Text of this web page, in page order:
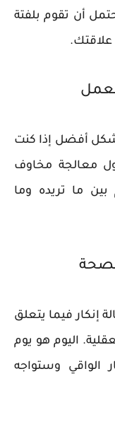
أن تقوم بلفتة
علاقتك.
أفضل إذا كنت
معالجة مخاوف
ما تريده وما
إنكار فيما يتعلق
اليوم هو يوم
الواقي وستواجه